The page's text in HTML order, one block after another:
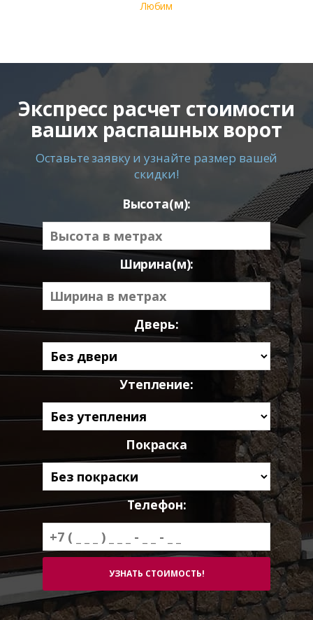
Любим
Экспресс расчет стоимости
ваших распашных ворот
Оставьте заявку и узнайте размер вашей
скидки!
Высота(м):
Ширина(м):
Дверь:
Утепление:
Покраска
Телефон: